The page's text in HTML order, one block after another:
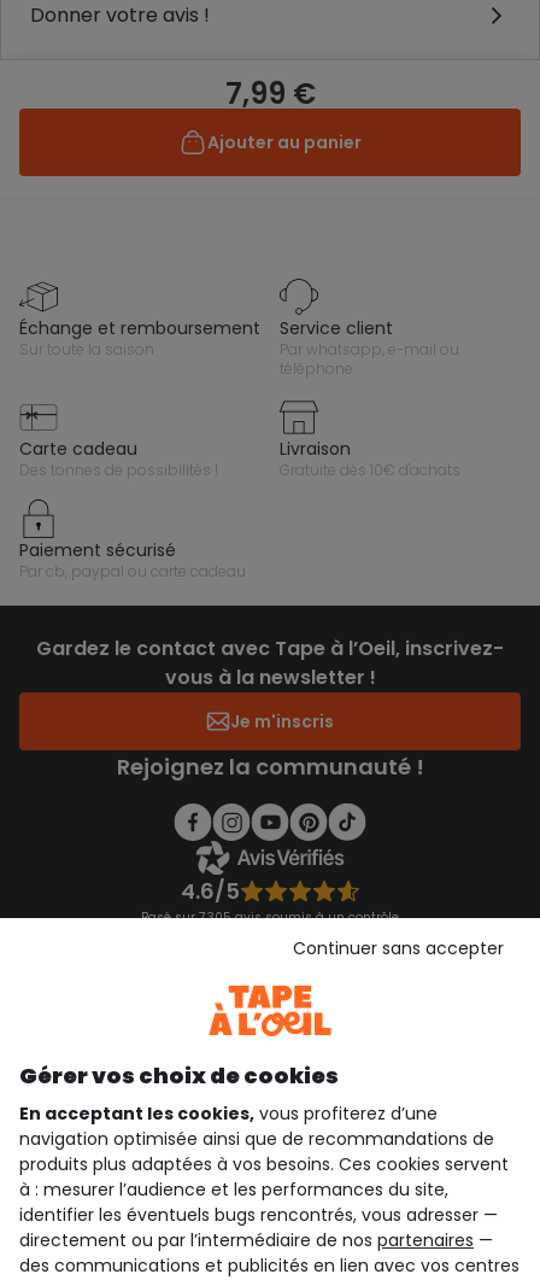
Donner votre avis !
7,99 €
Ajouter au panier
échange et remboursement
sur toute la saison
service client
par whatsapp, e-mail ou
téléphone
carte cadeau
des tonnes de possibilités !
livraison
gratuite dès 10€ d'achats
paiement sécurisé
par cb, paypal ou carte cadeau
Gardez le contact avec Tape à l’Oeil, inscrivez-
vous à la newsletter !
Je m'inscris
Rejoignez la communauté !
4.6/5
Basé sur 7 305 avis soumis à un contrôle
Consulter les CGU
qui sommes-nous ?
besoin d'aide ?
le club fidélité
Gérer vos choix de cookies
En acceptant les cookies, vous profiterez d’une
navigation optimisée ainsi que de recommandations de
produits plus adaptées à vos besoins. Ces cookies servent
à : mesurer l’audience et les performances du site,
identifier les éventuels bugs rencontrés, vous adresser —
directement ou par l’intermédiaire de nos partenaires —
des communications et publicités en lien avec vos centres
Continuer sans accepter